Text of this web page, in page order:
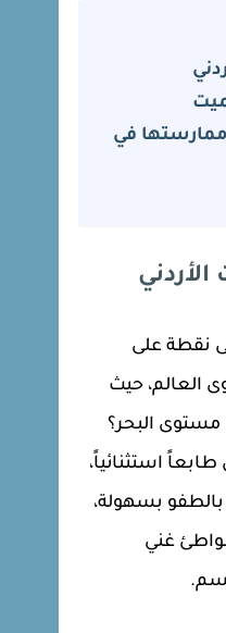
في
نقطة على
العالم، حيث
مترًا تحت مستوى البحر؟
استثنائياً،
بسهولة،
غني